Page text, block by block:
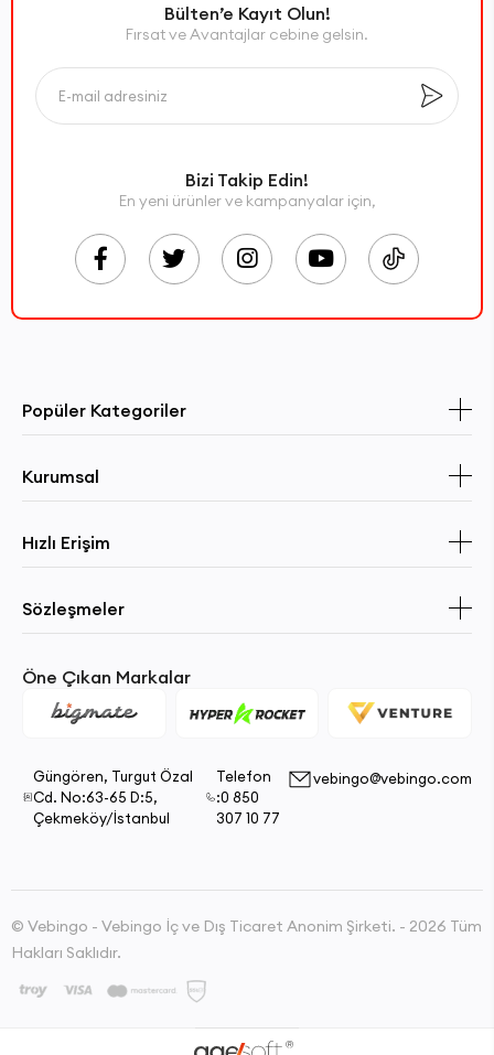
Bülten’e Kayıt Olun!
Fırsat ve Avantajlar cebine gelsin.
Bizi Takip Edin!
En yeni ürünler ve kampanyalar için,
Popüler Kategoriler
Kurumsal
Hızlı Erişim
Sözleşmeler
Öne Çıkan Markalar
Güngören, Turgut Özal
Cd. No:63-65 D:5,
Çekmeköy/İstanbul
Telefon
:0 850
307 10 77
vebingo@vebingo.com
© Vebingo - Vebingo İç ve Dış Ticaret Anonim Şirketi. - 2026 Tüm
Hakları Saklıdır.